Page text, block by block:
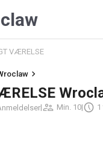
VÆRELSE
| Min. 10|